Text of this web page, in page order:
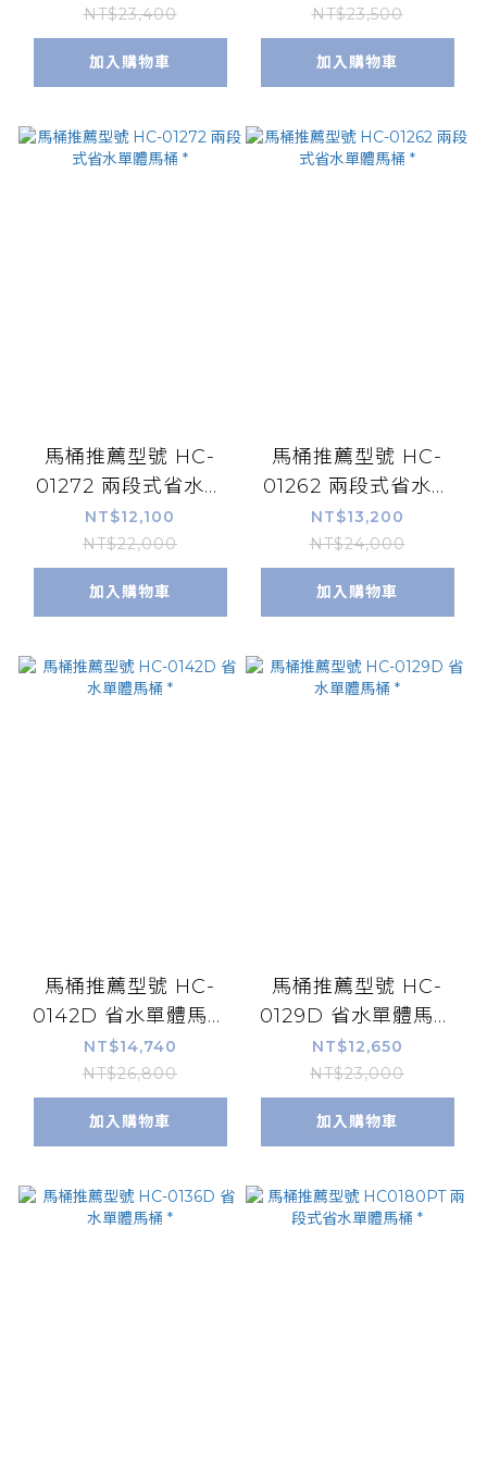
NT$23,400
加入購物車
NT$23,500
加入購物車
馬桶推薦型號 HC-
01272 兩段式省水單
體馬桶 *
NT$12,100
NT$22,000
加入購物車
馬桶推薦型號 HC-
01262 兩段式省水單
體馬桶 *
NT$13,200
NT$24,000
加入購物車
馬桶推薦型號 HC-
0142D 省水單體馬桶
*
NT$14,740
NT$26,800
加入購物車
馬桶推薦型號 HC-
0129D 省水單體馬桶
*
NT$12,650
NT$23,000
加入購物車